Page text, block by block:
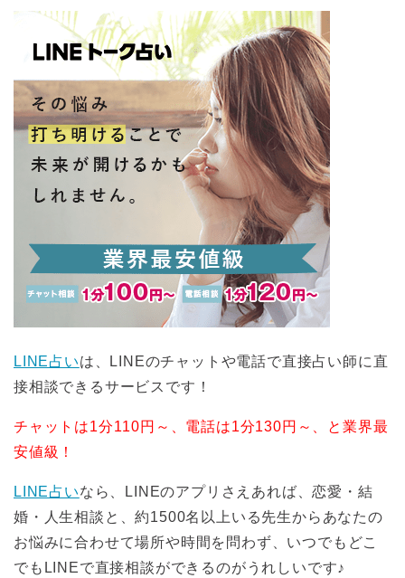
LINE占いは、LINEのチャットや電話で直接占い師に直
接相談できるサービスです！
チャットは1分110円～、電話は1分130円～、と業界最
安値級！
LINE占いなら、LINEのアプリさえあれば、恋愛・結
婚・人生相談と、約1500名以上いる先生からあなたの
お悩みに合わせて場所や時間を問わず、いつでもどこ
でもLINEで直接相談ができるのがうれしいです♪